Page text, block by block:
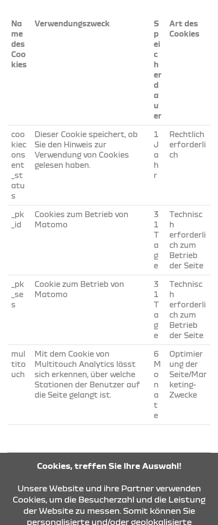
Na
me
des
Coo
kies
Verwendungszweck
S
p
ei
c
h
er
d
a
u
er
Art des
Cookies
coo
kiec
ons
ent
_st
atu
s
Dieser Cookie speichert, ob
Sie den Hinweis zur
Verwendung von Cookies
gelesen haben.
1
J
a
h
r
Rechtlich
erforderli
ch
_pk
_id
Cookies zum Betrieb von
Matomo
3
1
T
a
g
e
Technisc
h
erforderli
ch zum
Betrieb
der Seite
_pk
_se
s
Cookie zum Betrieb von
Matomo
3
1
T
a
g
e
Technisc
h
erforderli
ch zum
Betrieb
der Seite
mul
tito
uch
Mit dem Cookie von
Multitouch Analytics lässt
sich erkennen, über welche
Stationen der Benutzer auf
die Seite gelangt ist.
6
M
o
n
a
t
e
Optimier
ung der
Seite/Mar
keting-
Zwecke
COOKIEEINSTELLUNGEN
KONTAKT & ANFAHRT
Cookies, treffen Sie Ihre Auswahl!
Unsere Website und ihre Partner verwenden
Cookies, um die Besucherzahl und die Leistung
der Website zu messen. Somit können Sie
personalisierte und/oder geolokalisierte